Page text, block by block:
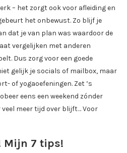
– het zorgt ook voor afleiding en
het onbewust. Zo blijf je
dat je van plan was waardoor de
vergelijken met anderen
Dus zorg voor een goede
gelijk je socials of mailbox, maar
of yogaoefeningen. Zet ’s
eens een weekend zónder
veel meer tijd over blijft… Voor
Mijn 7 tips!